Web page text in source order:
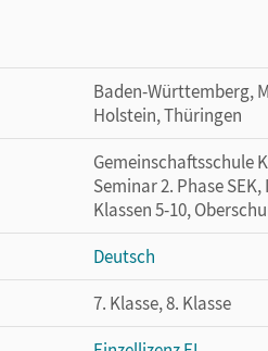
Baden-Württemberg,
Holstein, Thüringen
Gemeinschaftsschule
Seminar 2. Phase
Klassen 5-10,
Deutsch
7. Klasse, 8. Klasse